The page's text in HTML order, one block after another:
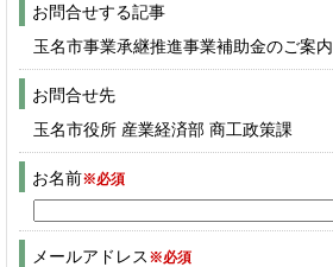
お問合せする記事
玉名市事業承継推進事業補助金のご案内
お問合せ先
玉名市役所 産業経済部 商工政策課
お名前※必須
メールアドレス ※必須